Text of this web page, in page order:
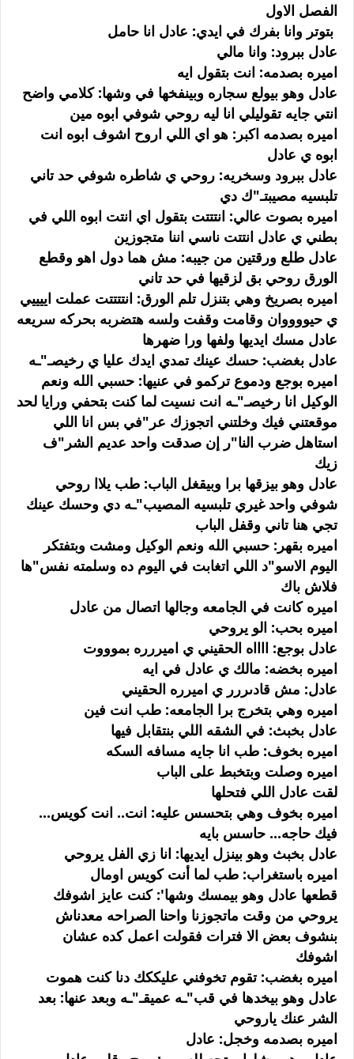
الفصل الاول
بتوتر وانا بفرك في ايدي: عادل انا حامل
عادل ببرود: وانا مالي
اميره بصدمه: انت بتقول ايه
عادل وهو بيولع سجاره وبينفخها في وشها: كلامي واضح
انتي جايه تقوليلي انا ليه روحي شوفي ابوه مين
اميره بصدمه اكبر: هو اي اللي اروح اشوف ابوه انت
ابوه ي عادل
عادل ببرود وسخريه: روحي ي شاطره شوفي حد تاني
تلبسيه مصيبتـ"ك دي
اميره بصوت عالي: انتتتت بتقول اي انتت ابوه اللي في
بطني ي عادل انتتت ناسي اننا متجوزين
عادل طلع ورقتين من جيبه: مش هما دول اهو وقطع
الورق روحي بق لزقيها في حد تاني
اميره بصريخ وهي بتنزل تلم الورق: انتتتتت عملت اييييي
ي حيووووان وقامت وقفت ولسه هتضربه بحركه سريعه
عادل مسك ايديها ولفها ورا ضهرها
عادل بغضب: حسك عينك تمدي ايدك عليا ي رخيصـ"ـه
اميره بوجع ودموع تركمو في عنيها: حسبي الله ونعم
الوكيل انا رخيصـ"ـه انت نسيت لما كنت بتحفي ورايا لحد
موقعتني فيك وخلتني اتجوزك عر"في بس انا اللي
استاهل ضرب النا"ر إن صدقت واحد عديم الشر"ف
زيك
عادل وهو بيزقها برا وبيقغل الباب: طب يلاا روحي
شوفي واحد غيري تلبسيه المصيب"ـه دي وحسك عينك
تجي هنا تاني وقفل الباب
اميره بقهر: حسبي الله ونعم الوكيل ومشت وبتفتكر
اليوم الاسو"د اللي اتغابت في اليوم ده وسلمته نفس"ها
فلاش باك
اميره كانت في الجامعه وجالها اتصال من عادل
اميره بحب: الو يروحي
عادل بوجع: ااااه الحقيني ي اميررره بموووت
اميره بخضه: مالك ي عادل في ايه
عادل: مش قادىررر ي اميرره الحقيني
اميره وهي بتخرج برا الجامعه: طب انت فين
عادل بخبث: في الشقه اللي بنتقابل فيها
اميره بخوف: طب انا جايه مسافه السكه
اميره وصلت وبتخبط على الباب
لقت عادل اللي فتحلها
اميره بخوف وهي بتحسس عليه: انت.. انت كويس...
فيك حاجه... حاسس بايه
عادل بخبث وهو بينزل ايديها: انا زي الفل يروحي
اميره باستغراب: طب لما أنت كويس اومال
قطعها عادل وهو بيمسك وشها': كنت عايز اشوفك
يروحي من وقت ماتجوزنا واحنا الصراحه معدناش
بنشوف بعض الا فترات فقولت اعمل كده عشان
اشوفك
اميره بغضب: تقوم تخوفني عليككك دنا كنت هموت
عادل وهو بيخدها في قب"ـه عميقـ"ـه وبعد عنها: بعد
الشر عنك ياروحي
اميره بصدمه وخجل: عادل